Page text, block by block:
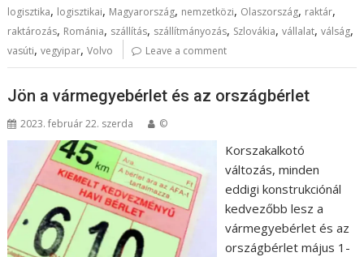
logisztika, logisztikai, Magyarország, nemzetközi, Olaszország, raktár,
raktározás, Románia, szállítás, szállítmányozás, Szlovákia,vállalat,válság,
vasúti,vegyipar,Volvo Leave a comment
Jön a vármegyebérlet és az országbérlet
2023. február 22. szerda ©
Korszakalkotó
változás, minden
eddigi konstrukciónál
kedvezőbb lesz a
vármegyebérlet és az
országbérlet május 1-